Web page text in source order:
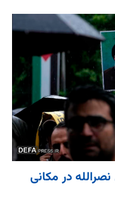
در مکانی